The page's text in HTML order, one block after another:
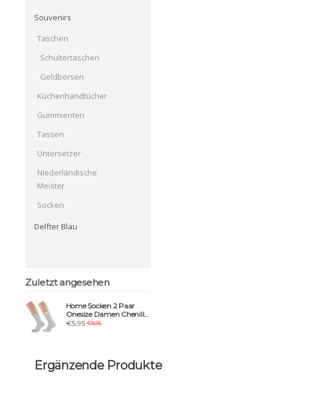
Souvenirs
Taschen
Schultertaschen
Geldbörsen
Küchenhandtücher
Gummienten
Tassen
Untersetzer
Niederländische
Meister
Socken
Delfter Blau
Zuletzt angesehen
Home Socken 2 Paar
Onesize Damen Chenille
grau/weiß
€5,95€9,95
Ergänzende Produkte